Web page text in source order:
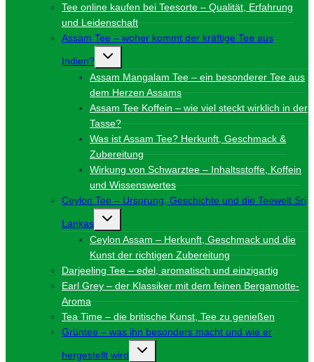
Tee online kaufen bei Teesorte – Qualität, Erfahrung
und Leidenschaft
Assam Tee – woher kommt der kräftige Tee aus
Indien?
Untermenü
Assam Mangalam Tee – ein besonderer Tee aus
dem Herzen Assams
Assam Tee Koffein – wie viel steckt wirklich in der
Tasse?
Was ist Assam Tee? Herkunft, Geschmack &
Zubereitung
Wirkung von Schwarztee – Inhaltsstoffe, Koffein
und Wissenswertes
Ceylon Tee – Ursprung, Geschichte und die Teewelt Sri
Lankas
Untermenü
Ceylon Assam – Herkunft, Geschmack und die
Kunst der richtigen Zubereitung
Darjeeling Tee – edel, aromatisch und einzigartig
Earl Grey – der Klassiker mit dem feinen Bergamotte-
Aroma
Tea Time – die britische Kunst, Tee zu genießen
Grüntee – was ihn besonders macht und wie er
hergestellt wird
Untermenü